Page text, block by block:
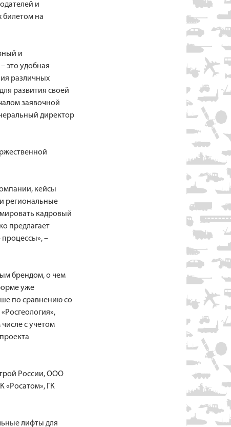
и
билетом на
и
это удобная
различных
развития своей
заявочной
директор
кейсы
региональные
кадровый
предлагает
–
брендом, о чем
уже
по сравнению со
с учетом
России, ООО
«Росатом», ГК
лифты для